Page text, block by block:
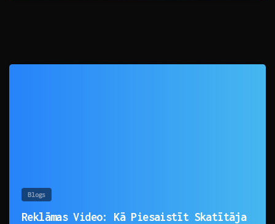
Blogs
Reklāmas Video: Kā Piesaistīt Skatītāja